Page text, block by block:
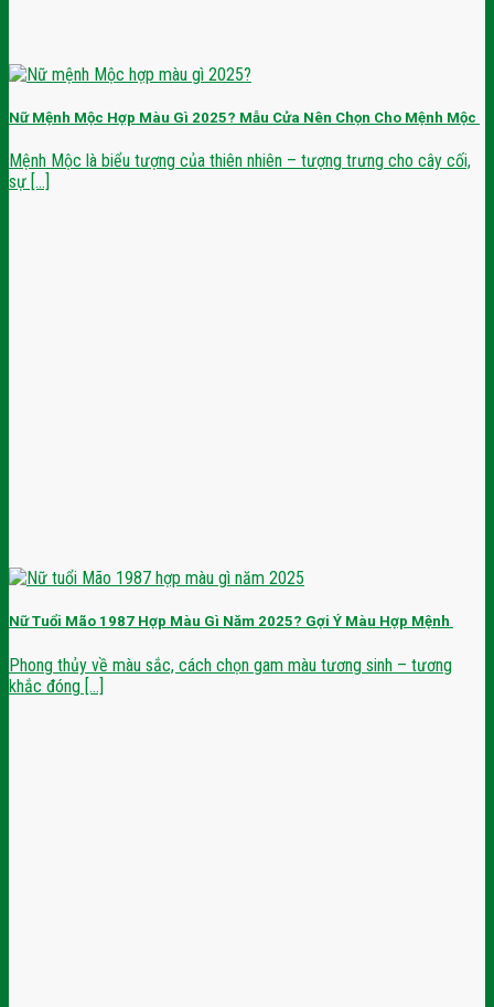
Nữ Mệnh Mộc Hợp Màu Gì 2025? Mẫu Cửa Nên Chọn Cho Mệnh Mộc
Mệnh Mộc là biểu tượng của thiên nhiên – tượng trưng cho cây cối,
sự [...]
Nữ Tuổi Mão 1987 Hợp Màu Gì Năm 2025? Gợi Ý Màu Hợp Mệnh
Phong thủy về màu sắc, cách chọn gam màu tương sinh – tương
khắc đóng [...]